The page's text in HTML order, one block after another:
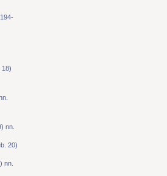
18)
nn.
20)
nn.